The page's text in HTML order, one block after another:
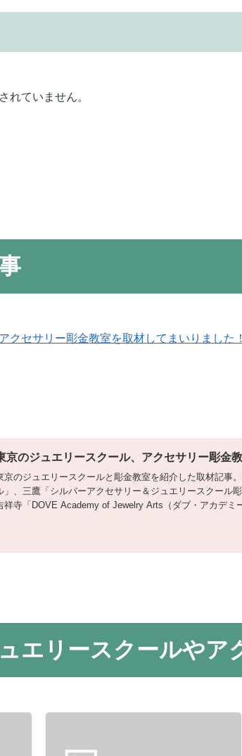
れていません。
クセサリー彫金教室を取材してまいりました！
京のジュエリースクール、アクセサリー彫金
京のジュエリースクールと彫金教室を紹介した取材記事
」、三鷹「シルバーアクセサリー＆ジュエリースクール
祥寺「DOVE Academy of Jewelry Arts（ダブ・アカデミ
制作やアクセサリー制作、彫金技術を学びたい人のジュエ
エリースクールやア